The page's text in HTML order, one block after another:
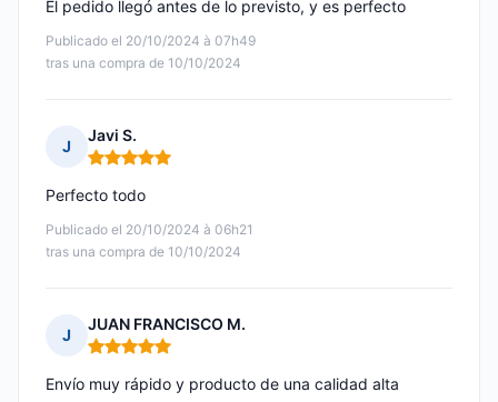
Publicado el 20/10/2024 à 07h49
tras una compra de 10/10/2024
El pedido llegó antes de lo previsto, y es perfecto
J
Javi S.
Nota: 5 de 5
Publicado el 20/10/2024 à 06h21
tras una compra de 10/10/2024
Perfecto todo
J
JUAN FRANCISCO M.
Nota: 5 de 5
Envío muy rápido y producto de una calidad alta